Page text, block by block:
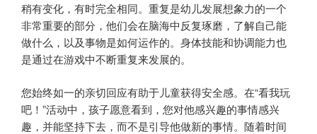
稍有变化，有时完全相同。重复是幼儿发展想象力的一个
非常重要的部分，他们会在脑海中反复琢磨，了解自己能
做什么，以及事物是如何运作的。身体技能和协调能力也
是通过在游戏中不断重复来发展的。
您始终如一的亲切回应有助于儿童获得安全感。在“看我玩
吧！”活动中，孩子愿意看到，您对他感兴趣的事情感兴
趣，并能坚持下去，而不是引导他做新的事情。随着时间